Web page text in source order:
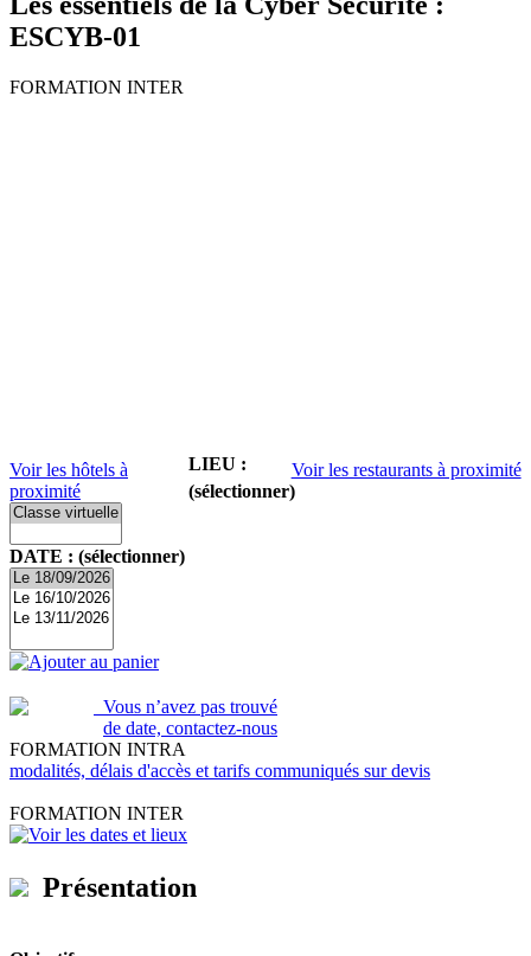
ESCYB-01
FORMATION INTER
Voir les hôtels à
proximité
Voir les restaurants à proximité
LIEU :
(sélectionner)
DATE : (sélectionner)
Ajouter au panier
Vous n’avez pas trouvé
de date, contactez-nous
FORMATION INTRA
modalités, délais d'accès et tarifs communiqués sur devis
FORMATION INTER
Voir les dates et lieux
Présentation